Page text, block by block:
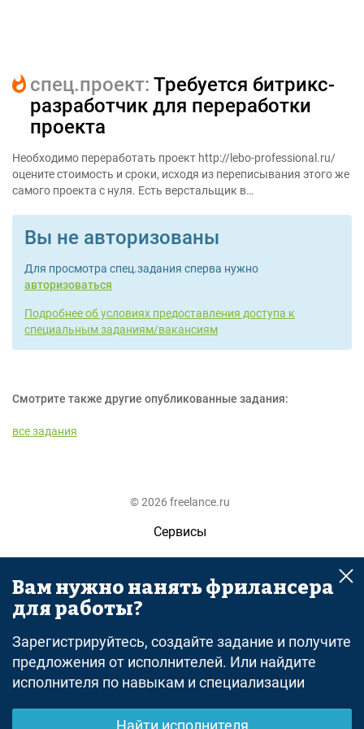
cпец.проект: Требуется битрикс-
разработчик для переработки
проекта
Необходимо переработать проект http://lebo-professional.ru/
оцените стоимость и сроки, исходя из переписывания этого же
самого проекта с нуля. Есть верстальщик в…
Вы не авторизованы
Для просмотра спец.задания сперва нужно
авторизоваться
Подробнее об условиях предоставления доступа к
специальным заданиям/вакансиям
Смотрите также другие опубликованные задания:
все задания
© 2026 freelance.ru
Сервисы
Помощь
Поиск
Оферта
Политика конфиденциальности
Дисклеймер о ЗоЗПП
Вам нужно нанять фрилансера
для работы?
Зарегистрируйтесь, создайте задание и получите
предложения от исполнителей. Или найдите
исполнителя по навыкам и специализации
Найти исполнителя